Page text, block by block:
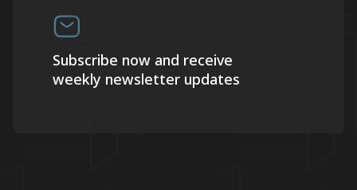
Subscribe now and receive
weekly newsletter updates